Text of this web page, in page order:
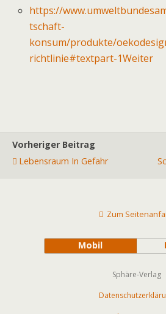
https://
tschaft-
konsum/produkte/
richtlinie#textpart-1Weiter
Vorheriger Beitrag
Lebensraum In Gefahr
Zum
Mobil
Sphäre-Verlag